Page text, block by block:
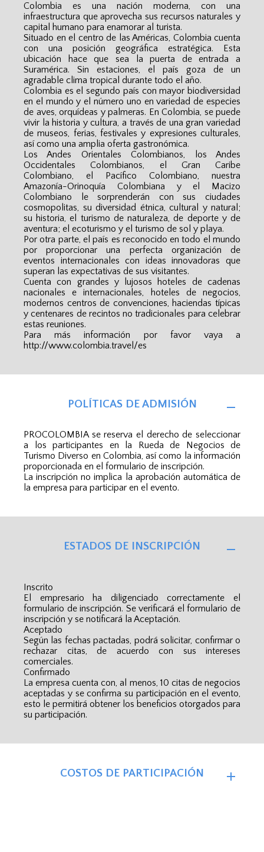
Colombia es una nación moderna, con una
infraestructura que aprovecha sus recursos naturales y
capital humano para enamorar al turista.
Situado en el centro de las Américas, Colombia cuenta
con una posición geográfica estratégica. Esta
ubicación hace que sea la puerta de entrada a
Suramérica. Sin estaciones, el país goza de un
agradable clima tropical durante todo el año.
Colombia es el segundo país con mayor biodiversidad
en el mundo y el número uno en variedad de especies
de aves, orquídeas y palmeras. En Colombia, se puede
vivir la historia y cultura, a través de una gran variedad
de museos, ferias, festivales y expresiones culturales,
así como una amplia oferta gastronómica.
Los Andes Orientales Colombianos, los Andes
Occidentales Colombianos, el Gran Caribe
Colombiano, el Pacífico Colombiano, nuestra
Amazonía-Orinoquía Colombiana y el Macizo
Colombiano le sorprenderán con sus ciudades
cosmopolitas, su diversidad étnica, cultural y natural;
su historia, el turismo de naturaleza, de deporte y de
aventura; el ecoturismo y el turismo de sol y playa.
Por otra parte, el país es reconocido en todo el mundo
por proporcionar una perfecta organización de
eventos internacionales con ideas innovadoras que
superan las expectativas de sus visitantes.
Cuenta con grandes y lujosos hoteles de cadenas
nacionales e internacionales, hoteles de negocios,
modernos centros de convenciones, haciendas típicas
y centenares de recintos no tradicionales para celebrar
estas reuniones.
Para más información por favor vaya a
http://www.colombia.travel/es
POLÍTICAS DE ADMISIÓN
PROCOLOMBIA se reserva el derecho de seleccionar
a los participantes en la Rueda de Negocios de
Turismo Diverso en Colombia, así como la información
proporcionada en el formulario de inscripción.
La inscripción no implica la aprobación automática de
la empresa para participar en el evento.
ESTADOS DE INSCRIPCIÓN
Inscrito
El empresario ha diligenciado correctamente el
formulario de inscripción. Se verificará el formulario de
inscripción y se notificará la Aceptación.
Aceptado
Según las fechas pactadas, podrá solicitar, confirmar o
rechazar citas, de acuerdo con sus intereses
comerciales.
Confirmado
La empresa cuenta con, al menos, 10 citas de negocios
aceptadas y se confirma su participación en el evento,
esto le permitirá obtener los beneficios otorgados para
su participación.
COSTOS DE PARTICIPACIÓN